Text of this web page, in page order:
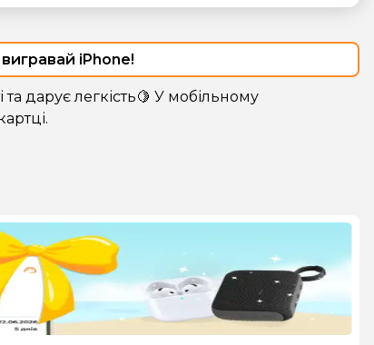
вигравай iPhone!
дарує легкість🍋 У мобільному